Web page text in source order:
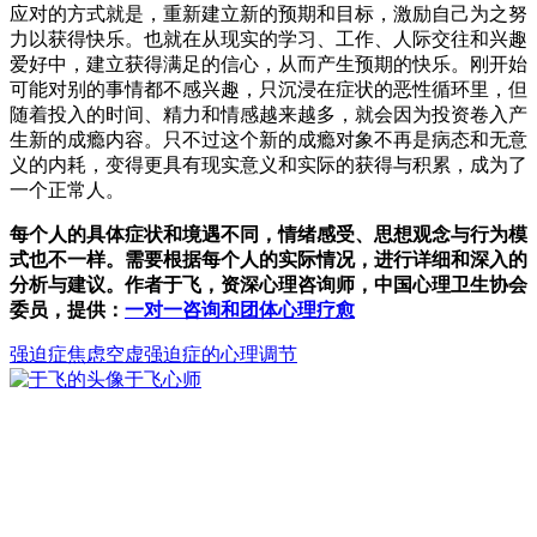
应对的方式就是，重新建立新的预期和目标，激励自己为之努
力以获得快乐。也就在从现实的学习、工作、人际交往和兴趣
爱好中，建立获得满足的信心，从而产生预期的快乐。刚开始
可能对别的事情都不感兴趣，只沉浸在症状的恶性循环里，但
随着投入的时间、精力和情感越来越多，就会因为投资卷入产
生新的成瘾内容。只不过这个新的成瘾对象不再是病态和无意
义的内耗，变得更具有现实意义和实际的获得与积累，成为了
一个正常人。
每个人的具体症状和境遇不同，情绪感受、思想观念与行为模
式也不一样。需要根据每个人的实际情况，进行详细和深入的
分析与建议。作者于飞，资深心理咨询师，中国心理卫生协会
委员，提供： 一对一咨询和团体心理疗愈
强迫症焦虑空虚强迫症的心理调节
于飞心师